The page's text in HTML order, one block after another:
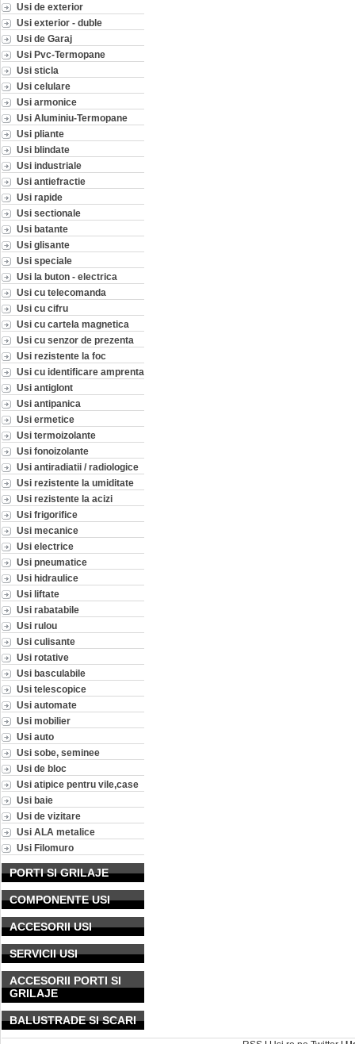
Usi de exterior
Usi exterior - duble
Usi de Garaj
Usi Pvc-Termopane
Usi sticla
Usi celulare
Usi armonice
Usi Aluminiu-Termopane
Usi pliante
Usi blindate
Usi industriale
Usi antiefractie
Usi rapide
Usi sectionale
Usi batante
Usi glisante
Usi speciale
Usi la buton - electrica
Usi cu telecomanda
Usi cu cifru
Usi cu cartela magnetica
Usi cu senzor de prezenta
Usi rezistente la foc
Usi cu identificare amprenta
Usi antiglont
Usi antipanica
Usi ermetice
Usi termoizolante
Usi fonoizolante
Usi antiradiatii / radiologice
Usi rezistente la umiditate
Usi rezistente la acizi
Usi frigorifice
Usi mecanice
Usi electrice
Usi pneumatice
Usi hidraulice
Usi liftate
Usi rabatabile
Usi rulou
Usi culisante
Usi rotative
Usi basculabile
Usi telescopice
Usi automate
Usi mobilier
Usi auto
Usi sobe, seminee
Usi de bloc
Usi atipice pentru vile,case
Usi baie
Usi de vizitare
Usi ALA metalice
Usi Filomuro
PORTI SI GRILAJE
COMPONENTE USI
ACCESORII USI
SERVICII USI
ACCESORII PORTI SI
GRILAJE
BALUSTRADE SI SCARI